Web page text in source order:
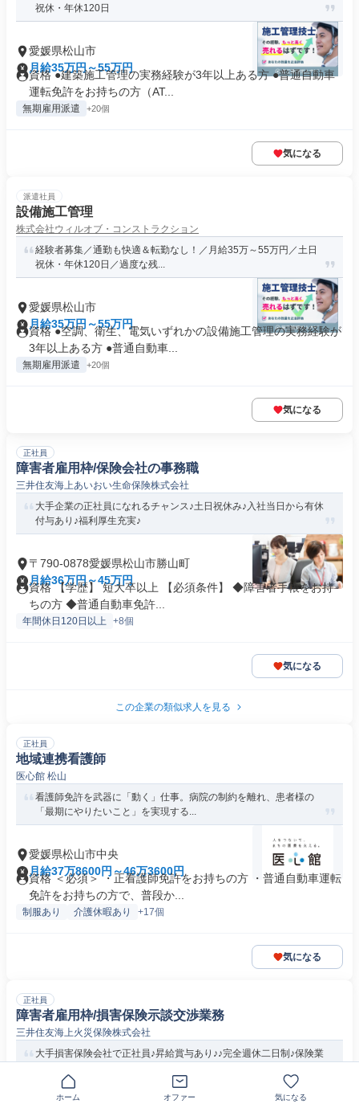
祝休・年休120日
愛媛県松山市
月給35万円～55万円
資格 ●建築施工管理の実務経験が3年以上ある方 ●普通自動車
運転免許をお持ちの方（AT...
無期雇用派遣 +20個
気になる
派遣社員
設備施工管理
株式会社ウィルオブ・コンストラクション
経験者募集／通勤も快適＆転勤なし！／月給35万～55万円／土日
祝休・年休120日／過度な残...
愛媛県松山市
月給35万円～55万円
資格 ●空調、衛生、電気いずれかの設備施工管理の実務経験が
3年以上ある方 ●普通自動車...
無期雇用派遣 +20個
気になる
正社員
障害者雇用枠/保険会社の事務職
三井住友海上あいおい生命保険株式会社
大手企業の正社員になれるチャンス♪土日祝休み♪入社当日から有休
付与あり♪福利厚生充実♪
〒790-0878愛媛県松山市勝山町
月給36万円～45万円
資格 【学歴】 短大卒以上 【必須条件】 ◆障害者手帳をお持
ちの方 ◆普通自動車免許...
年間休日120日以上 +8個
気になる
この企業の類似求人を見る
正社員
地域連携看護師
医心館 松山
看護師免許を武器に「動く」仕事。病院の制約を離れ、患者様の
「最期にやりたいこと」を実現する...
愛媛県松山市中央
月給37万8600円～46万3600円
資格 ＜必須＞ ・正看護師免許をお持ちの方 ・普通自動車運転
免許をお持ちの方で、普段か...
制服あり 介護休暇あり +17個
気になる
正社員
障害者雇用枠/損害保険示談交渉業務
三井住友海上火災保険株式会社
大手損害保険会社で正社員♪昇給賞与あり♪♪完全週休二日制♪保険業
ホーム オファー 気になる